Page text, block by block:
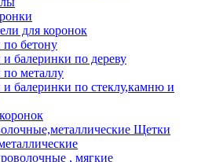
для коронок
бетону
балеринки по дереву
металлу
балеринки по стеклу,камню и
Щетки
, мягкие